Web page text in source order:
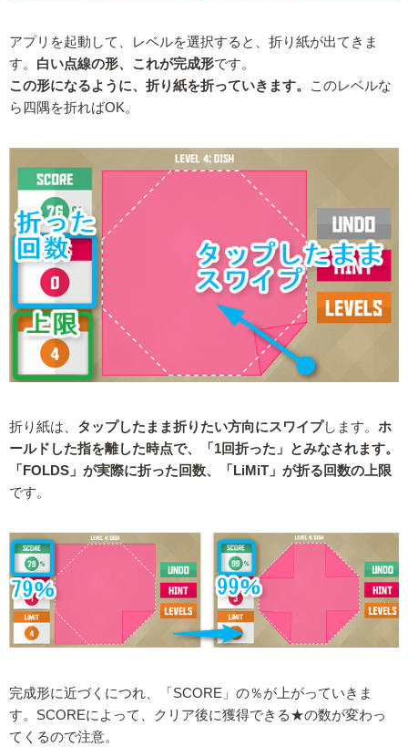
アプリを起動して、レベルを選択すると、折り紙が出てきま
す。 白い点線の形、これが完成形です。
この形になるように、折り紙を折っていきます。
このレベルな
ら四隅を折ればOK。
折り紙は、 タップしたまま折りたい方向にスワイプします。 ホ
ールドした指を離した時点で、「1回折った」とみなされます。
「FOLDS」が実際に折った回数、「LiMiT」が折る回数の上限
です。
完成形に近づくにつれ、「SCORE」の％が上がっていきま
す。SCOREによって、クリア後に獲得できる★の数が変わっ
てくるので注意。